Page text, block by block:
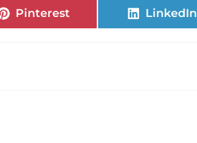
Pinterest LinkedIn